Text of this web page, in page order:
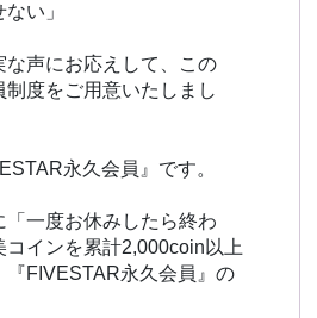
い」
な声にお応えして、この
制度をご用意いたしまし
永久会員』です。
「一度お休みしたら終わ
コインを累計2,000coin以上
『FIVESTAR永久会員』の